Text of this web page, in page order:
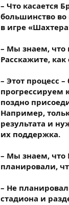
– Что касается
большинство
в игре
– Мы знаем, что
Расскажите,
– Этот процесс
прогрессируем
поздно
Например,
результата и
их поддержка.
– Мы знаем, что
планировали,
– Не
стадиона и